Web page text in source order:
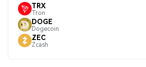
TRX
Tron
DOGE
Dogecoin
ZEC
Zcash